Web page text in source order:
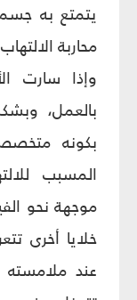
يتمتع به
محاربة
وإذا سارت
بالعمل،
بكونه
المسبب
موجهة نحو
خلايا أخرى
عند ملامسته